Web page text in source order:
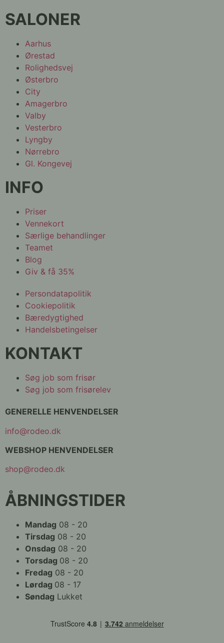
SALONER
Aarhus
Ørestad
Rolighedsvej
Østerbro
City
Amagerbro
Valby
Vesterbro
Lyngby
Nørrebro
Gl. Kongevej
INFO
Priser
Vennekort
Særlige behandlinger
Teamet
Blog
Giv & få 35%
Persondatapolitik
Cookiepolitik
Bæredygtighed
Handelsbetingelser
KONTAKT
Søg job som frisør
Søg job som frisørelev
GENERELLE HENVENDELSER
info@rodeo.dk
WEBSHOP HENVENDELSER
shop@rodeo.dk
ÅBNINGSTIDER
Mandag 08 - 20
Tirsdag 08 - 20
Onsdag 08 - 20
Torsdag 08 - 20
Fredag 08 - 20
Lørdag 08 - 17
Søndag Lukket